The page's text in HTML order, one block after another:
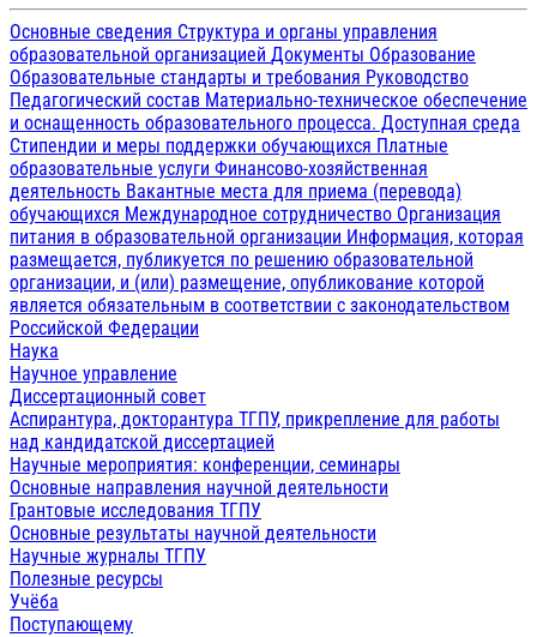
Основные сведения Структура и органы управления
образовательной организацией Документы Образование
Образовательные стандарты и требования Руководство
Педагогический состав Материально-техническое обеспечение
и оснащенность образовательного процесса. Доступная среда
Стипендии и меры поддержки обучающихся Платные
образовательные услуги Финансово-хозяйственная
деятельность Вакантные места для приема (перевода)
обучающихся Международное сотрудничество Организация
питания в образовательной организации Информация, которая
размещается, публикуется по решению образовательной
организации, и (или) размещение, опубликование которой
является обязательным в соответствии с законодательством
Российской Федерации
Наука
Научное управление
Диссертационный совет
Аспирантура, докторантура ТГПУ, прикрепление для работы
над кандидатской диссертацией
Научные мероприятия: конференции, семинары
Основные направления научной деятельности
Грантовые исследования ТГПУ
Основные результаты научной деятельности
Научные журналы ТГПУ
Полезные ресурсы
Учёба
Поступающему